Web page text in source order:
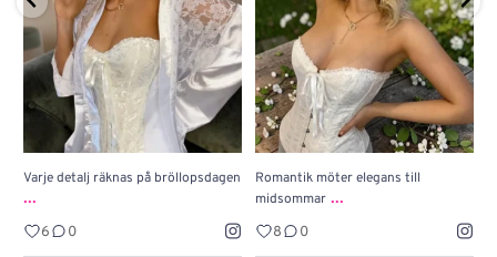
Varje detalj räknas på bröllopsdagen
...
6 0
Romantik möter elegans till
midsommar ...
8 0